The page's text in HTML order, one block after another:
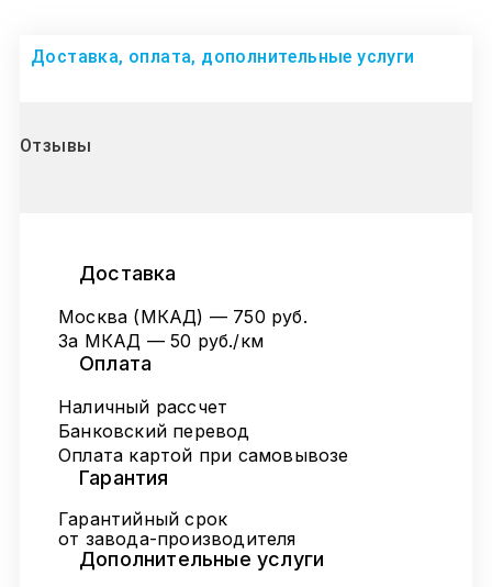
Доставка, оплата, дополнительные услуги
Отзывы
Доставка
Москва (МКАД) — 750 руб.
За МКАД — 50 руб./км
Оплата
Наличный рассчет
Банковский перевод
Оплата картой при самовывозе
Гарантия
Гарантийный срок
от завода-производителя
Дополнительные услуги